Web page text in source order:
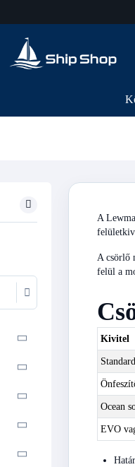
A
A csörlő
felül a
Kivitel
Ocean
EVO